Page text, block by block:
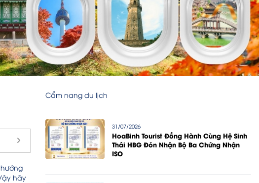
hãy
Cẩm nang du lịch
31/07/2026
HoaBinh Tourist Đồng Hành Cùng Hệ Sinh
Thái HBG Đón Nhận Bộ Ba Chứng Nhận
ISO